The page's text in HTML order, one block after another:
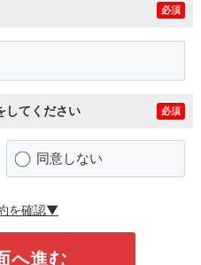
必須
してください 必須
同意しない
を確認▼